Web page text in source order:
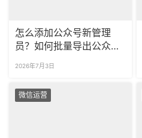
怎么添加公众号新管理
员？如何批量导出公众号
2026年7月3日
微信运营